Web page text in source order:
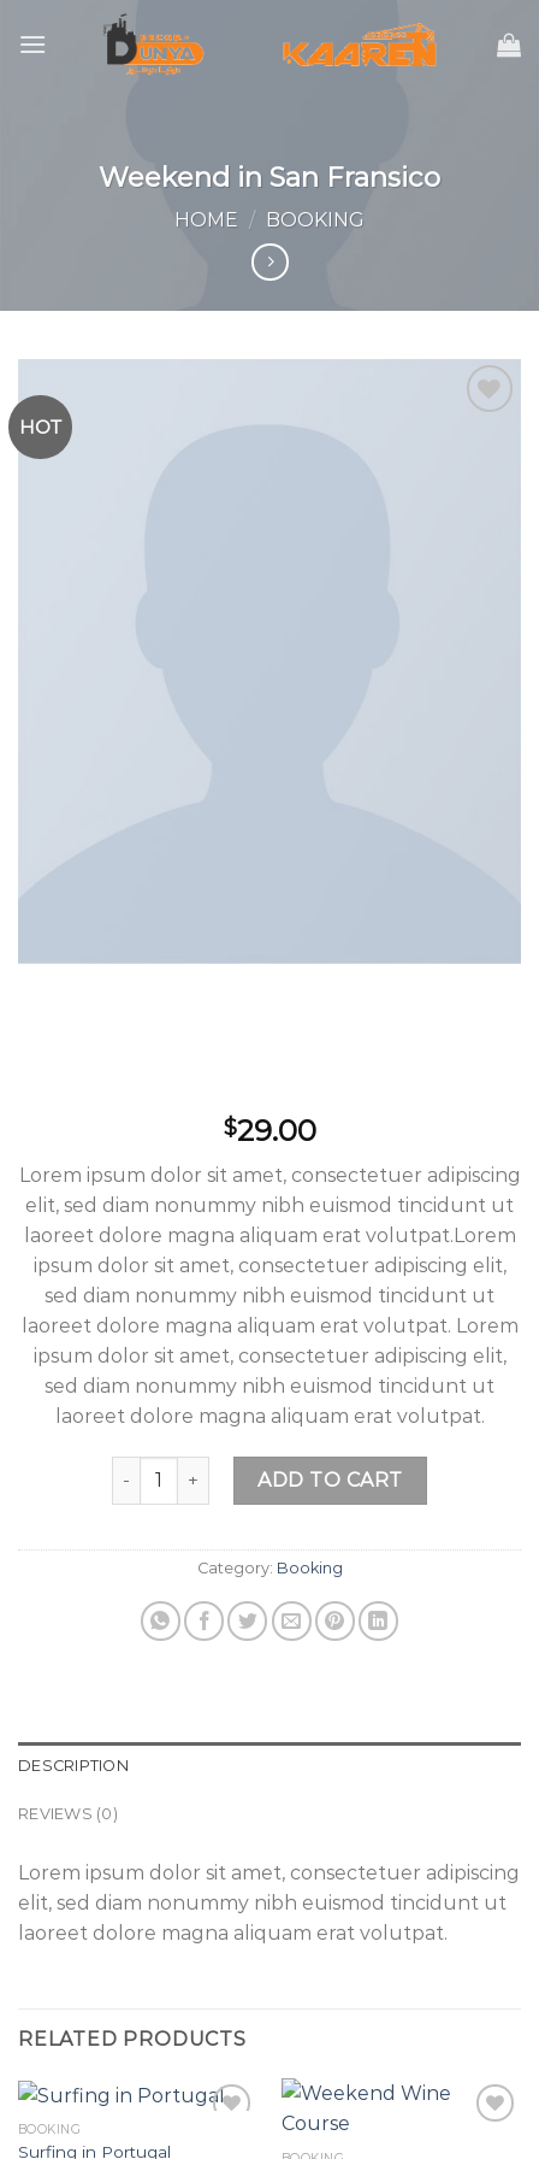
Weekend in San Fransico
HOME / BOOKING
HOT
$29.00
Lorem ipsum dolor sit amet, consectetuer adipiscing
elit, sed diam nonummy nibh euismod tincidunt ut
laoreet dolore magna aliquam erat volutpat.Lorem
ipsum dolor sit amet, consectetuer adipiscing elit,
sed diam nonummy nibh euismod tincidunt ut
laoreet dolore magna aliquam erat volutpat. Lorem
ipsum dolor sit amet, consectetuer adipiscing elit,
sed diam nonummy nibh euismod tincidunt ut
laoreet dolore magna aliquam erat volutpat.
Weekend in San Fransico quantity
ADD TO CART
Category: Booking
DESCRIPTION
REVIEWS (0)
Lorem ipsum dolor sit amet, consectetuer adipiscing
elit, sed diam nonummy nibh euismod tincidunt ut
laoreet dolore magna aliquam erat volutpat.
RELATED PRODUCTS
BOOKING
Surfing in Portugal